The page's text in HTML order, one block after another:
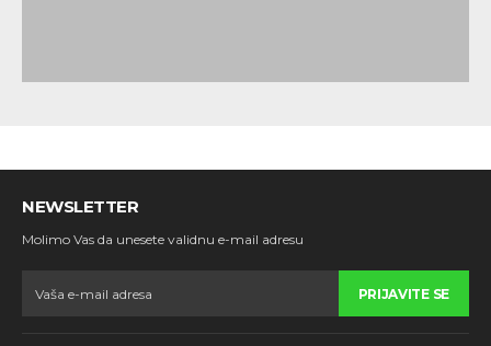
NEWSLETTER
Molimo Vas da unesete validnu e-mail adresu
PRIJAVITE SE